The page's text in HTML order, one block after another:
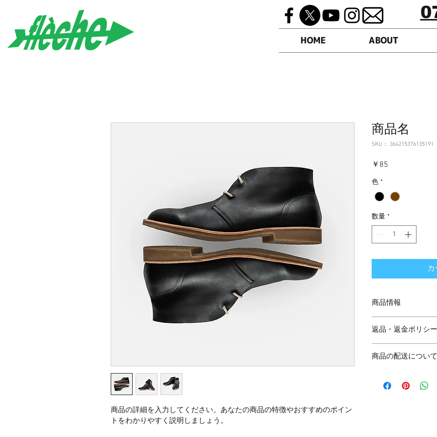
HOME ABOUT
商品の詳細を入力してください。あなたの商品の特徴やおすすめのポイン
トをわかりやすく説明しましょう。
商品名
SKU： 364215376135191
￥85
色 *
数量 *
商品情報
明に加え、商品の特
しましょう。
返品・返金ポリシー
だけなかった場合の
商品の配送について
する情報を入力して